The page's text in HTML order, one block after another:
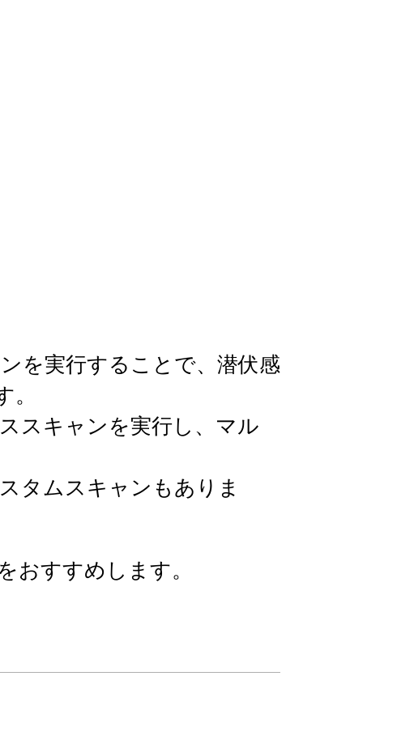
を実行することで、潜伏感
スキャンを実行し、マル
タムスキャンもありま
おすすめします。